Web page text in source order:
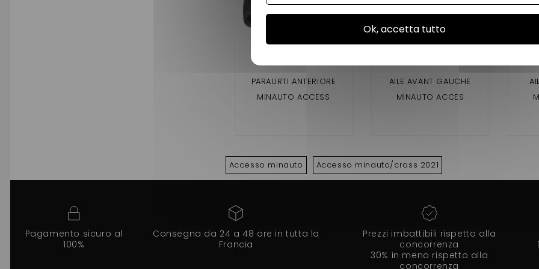
PARAURTI ANTERIORE
MINAUTO ACCESS
AILE AVANT GAUCHE
MINAUTO ACCES
Accesso minauto Accesso minauto/cross 2021
Pagamento sicuro al
100%
Consegna da 24 a 48 ore in tutta la
Francia
Prezzi imbattibili rispetto alla
concorrenza
30% in meno rispetto alla
concorrenza
Ok, accetta tutto